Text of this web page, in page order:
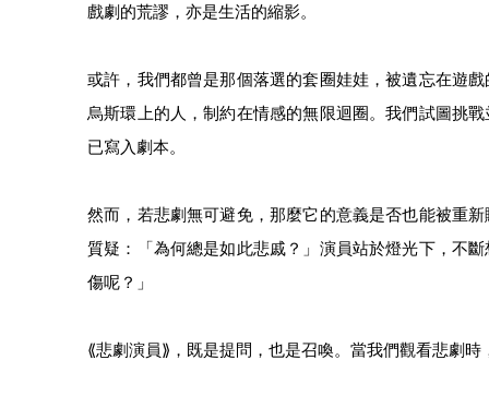
戲劇的荒謬，亦是生活的縮影。
或許，我們都曾是那個落選的套圈娃娃，被遺忘在遊
烏斯環上的人，制約在情感的無限迴圈。我們試圖挑
已寫入劇本。
然而，若悲劇無可避免，那麼它的意義是否也能被重
質疑：「為何總是如此悲戚？」演員站於燈光下，不
傷呢？」
⟪悲劇演員⟫ ，既是提問，也是召喚。當我們觀看悲劇